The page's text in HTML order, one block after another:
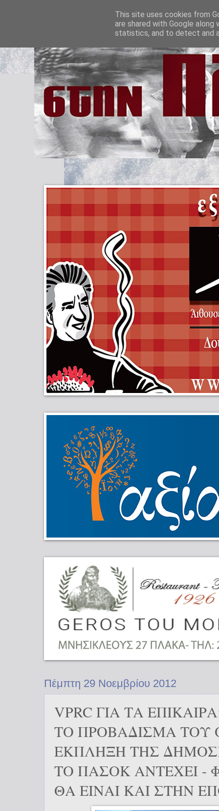
Πέμπτη 29 Νοεμβρίου 2012
VPRC ΓΙΑ ΤΑ
ΤΟ ΠΡΟΒΑΔΙΣΜΑ ΤΟΥ
ΕΚΠΛΗΞΗ ΤΗΣ
ΤΟ ΠΑΣΟΚ ΑΝΤΕΧΕΙ -
ΘΑ ΕΙΝΑΙ ΚΑΙ ΣΤΗΝ
This site uses cookies from
are shared with Google
statistics, and to detect and